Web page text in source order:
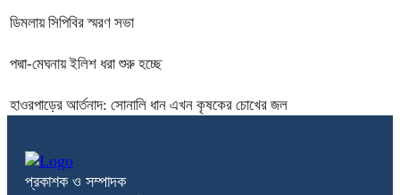
ডিমলায় সিপিবির স্মরণ সভা
পদ্মা-মেঘনায় ইলিশ ধরা শুরু হচ্ছে
হাওরপাড়ের আর্তনাদ: সোনালি ধান এখন কৃষকের চোখের জল
প্রকাশক ও সম্পাদক